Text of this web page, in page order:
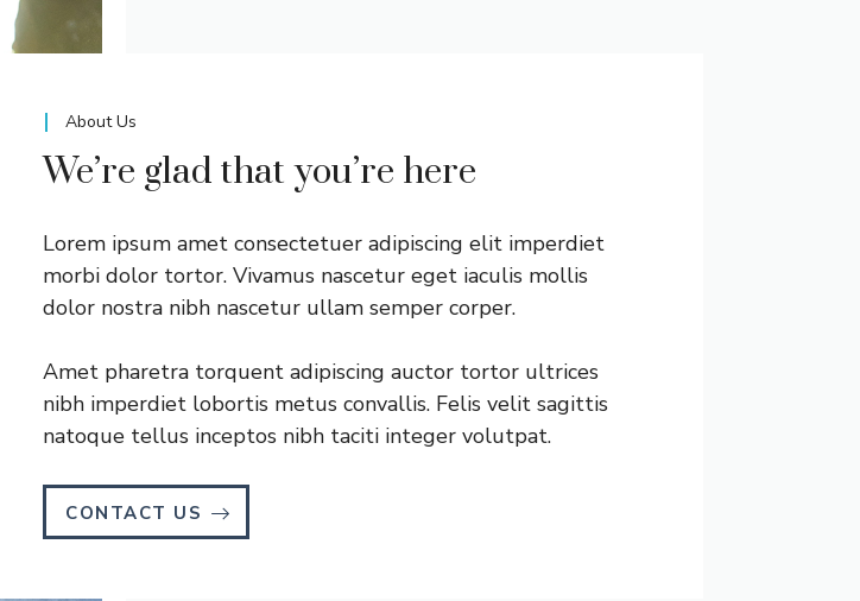
About Us
We’re glad that you’re here
Lorem ipsum amet consectetuer adipiscing elit imperdiet
morbi dolor tortor. Vivamus nascetur eget iaculis mollis
dolor nostra nibh nascetur ullam semper corper.
Amet pharetra torquent adipiscing auctor tortor ultrices
nibh imperdiet lobortis metus convallis. Felis velit sagittis
natoque tellus inceptos nibh taciti integer volutpat.
CONTACT US